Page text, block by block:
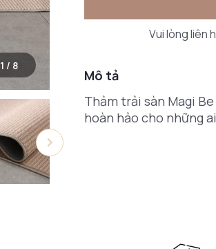
1 / 8
Vui lòng liên
Mô tả
Thảm trải sàn Magi
hoàn hảo cho những